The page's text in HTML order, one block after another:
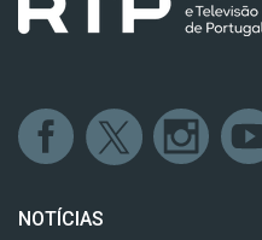
NOTÍCIAS